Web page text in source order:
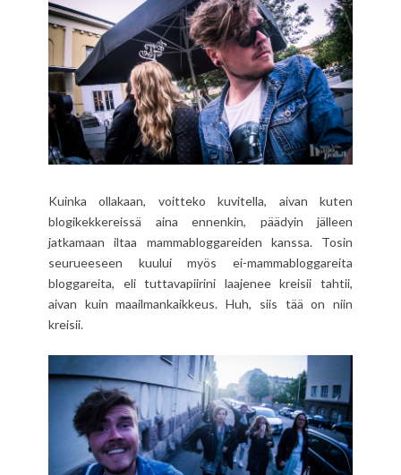
Kuinka ollakaan, voitteko kuvitella, aivan kuten
blogikekkereissä aina ennenkin, päädyin jälleen
jatkamaan iltaa mammabloggareiden kanssa. Tosin
seurueeseen kuului myös ei-mammabloggareita
bloggareita, eli tuttavapiirini laajenee kreisii tahtii,
aivan kuin maailmankaikkeus. Huh, siis tää on niin
kreisii.